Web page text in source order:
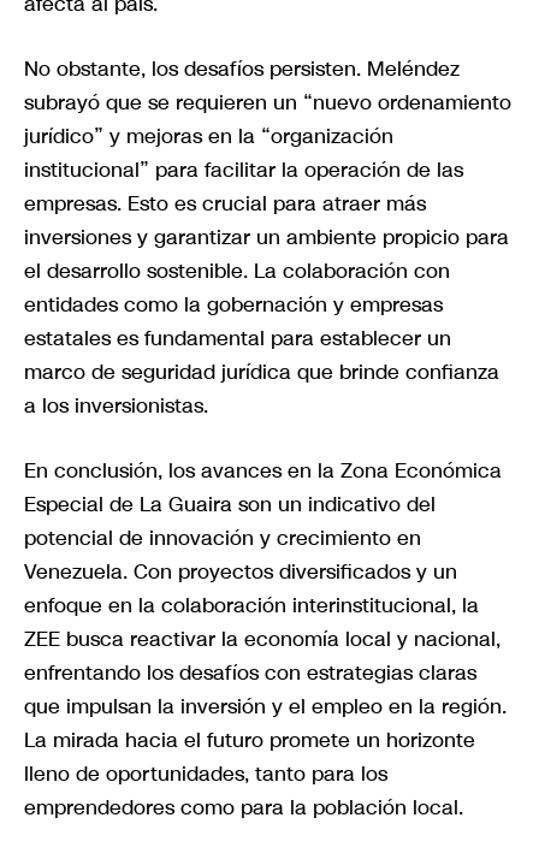
No obstante, los desafíos persisten. Meléndez
subrayó que se requieren un “nuevo ordenamiento
jurídico” y mejoras en la “organización
institucional” para facilitar la operación de las
empresas. Esto es crucial para atraer más
inversiones y garantizar un ambiente propicio para
el desarrollo sostenible. La colaboración con
entidades como la gobernación y empresas
estatales es fundamental para establecer un
marco de seguridad jurídica que brinde confianza
a los inversionistas.
En conclusión, los avances en la Zona Económica
Especial de La Guaira son un indicativo del
potencial de innovación y crecimiento en
Venezuela. Con proyectos diversificados y un
enfoque en la colaboración interinstitucional, la
ZEE busca reactivar la economía local y nacional,
enfrentando los desafíos con estrategias claras
que impulsan la inversión y el empleo en la región.
La mirada hacia el futuro promete un horizonte
lleno de oportunidades, tanto para los
emprendedores como para la población local.